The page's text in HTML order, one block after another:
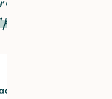
ponctuellement
de votre